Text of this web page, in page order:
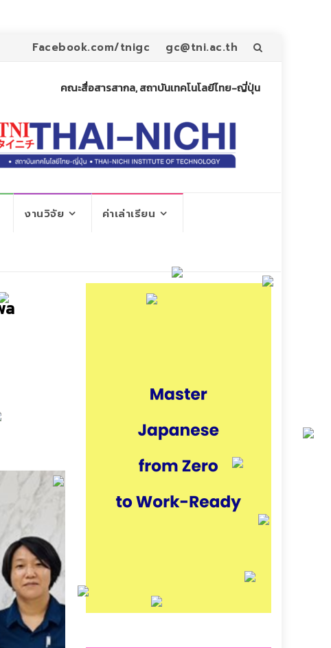
Skip
Facebook.com/tnigc gc@tni.ac.th
คณะสื่อสารสากล, สถาบันเทคโนโลยีไทย-ญี่ปุ่น
งานวิจัย ค่าเล่าเรียน